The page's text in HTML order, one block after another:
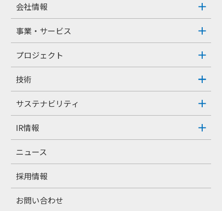
会社情報
事業・サービス
プロジェクト
技術
サステナビリティ
IR情報
ニュース
採用情報
お問い合わせ